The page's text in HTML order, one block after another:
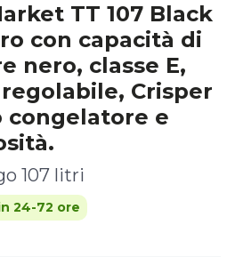
TT 107 Black
con capacità di
nero, classe E,
Crisper
congelatore e
107 litri
24-72 ore